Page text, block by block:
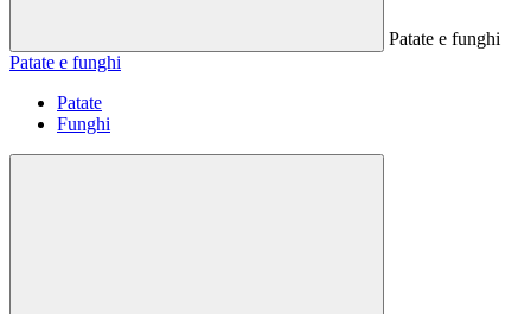
Patate e funghi
Patate e funghi
Patate
Funghi